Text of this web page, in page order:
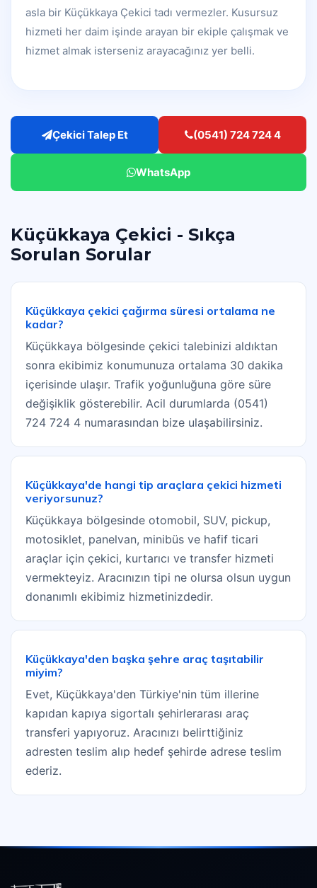
asla bir Küçükkaya Çekici tadı vermezler. Kusursuz
hizmeti her daim işinde arayan bir ekiple çalışmak ve
hizmet almak isterseniz arayacağınız yer belli.
Çekici Talep Et (0541) 724 724 4
WhatsApp
Küçükkaya Çekici - Sıkça
Sorulan Sorular
Küçükkaya çekici çağırma süresi ortalama ne
kadar?
Küçükkaya bölgesinde çekici talebinizi aldıktan
sonra ekibimiz konumunuza ortalama 30 dakika
içerisinde ulaşır. Trafik yoğunluğuna göre süre
değişiklik gösterebilir. Acil durumlarda (0541)
724 724 4 numarasından bize ulaşabilirsiniz.
Küçükkaya'de hangi tip araçlara çekici hizmeti
veriyorsunuz?
Küçükkaya bölgesinde otomobil, SUV, pickup,
motosiklet, panelvan, minibüs ve hafif ticari
araçlar için çekici, kurtarıcı ve transfer hizmeti
vermekteyiz. Aracınızın tipi ne olursa olsun uygun
donanımlı ekibimiz hizmetinizdedir.
Küçükkaya'den başka şehre araç taşıtabilir
miyim?
Evet, Küçükkaya'den Türkiye'nin tüm illerine
kapıdan kapıya sigortalı şehirlerarası araç
transferi yapıyoruz. Aracınızı belirttiğiniz
adresten teslim alıp hedef şehirde adrese teslim
ederiz.